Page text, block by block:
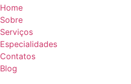
Home
Sobre
Serviços
Especialidades
Contatos
Blog